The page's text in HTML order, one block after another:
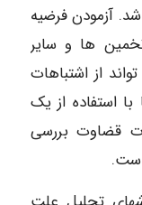
شد. آزمودن فرضیه
ها و سایر
از اشتباهات
استفاده از یک
قضاوت بررسی